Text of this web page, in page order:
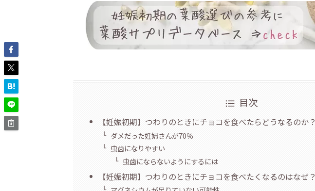
目次
【妊娠初期】つわりのときにチョコを食べたらどうなるのか？
ダメだった妊婦さんが70％
虫歯になりやすい
虫歯にならないようにするには
【妊娠初期】つわりのときにチョコを食べたくなるのはなぜ？